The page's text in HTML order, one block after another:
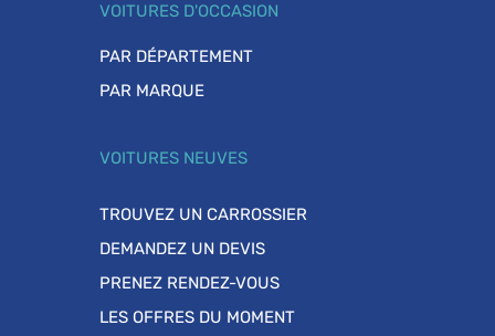
VOITURES D'OCCASION
PAR DÉPARTEMENT
PAR MARQUE
VOITURES NEUVES
TROUVEZ UN CARROSSIER
DEMANDEZ UN DEVIS
PRENEZ RENDEZ-VOUS
LES OFFRES DU MOMENT